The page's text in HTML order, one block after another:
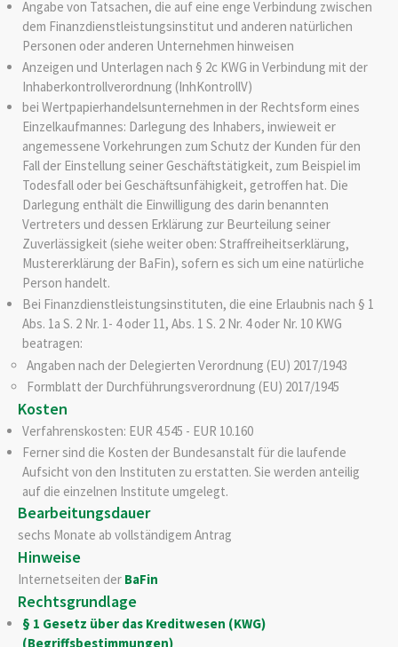
Angabe von Tatsachen, die auf eine enge Verbindung zwischen
dem Finanzdienstleistungsinstitut und anderen natürlichen
Personen oder anderen Unternehmen hinweisen
Anzeigen und Unterlagen nach § 2c KWG in Verbindung mit der
Inhaberkontrollverordnung (InhKontrollV)
bei Wertpapierhandelsunternehmen in der Rechtsform eines
Einzelkaufmannes: Darlegung des Inhabers, inwieweit er
angemessene Vorkehrungen zum Schutz der Kunden für den
Fall der Einstellung seiner Geschäftstätigkeit, zum Beispiel im
Todesfall oder bei Geschäftsunfähigkeit, getroffen hat. Die
Darlegung enthält die Einwilligung des darin benannten
Vertreters und dessen Erklärung zur Beurteilung seiner
Zuverlässigkeit (siehe weiter oben: Straffreiheitserklärung,
Mustererklärung der BaFin), sofern es sich um eine natürliche
Person handelt.
Bei Finanzdienstleistungsinstituten, die eine Erlaubnis nach § 1
Abs. 1a S. 2 Nr. 1- 4 oder 11, Abs. 1 S. 2 Nr. 4 oder Nr. 10 KWG
beatragen:
Angaben nach der Delegierten Verordnung (EU) 2017/1943
Formblatt der Durchführungsverordnung (EU) 2017/1945
Kosten
Verfahrenskosten: EUR 4.545 - EUR 10.160
Ferner sind die Kosten der Bundesanstalt für die laufende
Aufsicht von den Instituten zu erstatten. Sie werden anteilig
auf die einzelnen Institute umgelegt.
Bearbeitungsdauer
sechs Monate ab vollständigem Antrag
Hinweise
Internetseiten der BaFin
Rechtsgrundlage
§ 1 Gesetz über das Kreditwesen (KWG)
(Begriffsbestimmungen)